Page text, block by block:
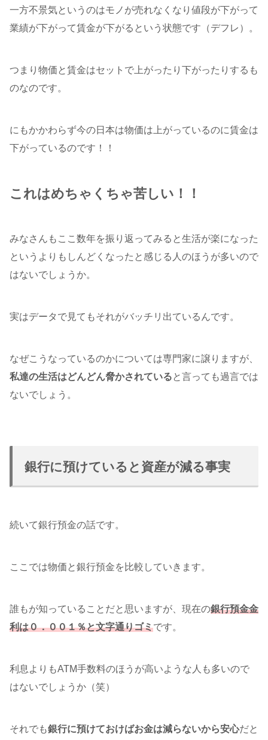
一方不景気というのはモノが売れなくなり値段が下がって
業績が下がって賃金が下がるという状態です（デフレ）。
つまり物価と賃金はセットで上がったり下がったりするも
のなのです。
にもかかわらず今の日本は物価は上がっているのに賃金は
下がっているのです！！
これはめちゃくちゃ苦しい！！
みなさんもここ数年を振り返ってみると生活が楽になった
というよりもしんどくなったと感じる人のほうが多いので
はないでしょうか。
実はデータで見てもそれがバッチリ出ているんです。
なぜこうなっているのかについては専門家に譲りますが、
私達の生活はどんどん脅かされている と言っても過言では
ないでしょう。
銀行に預けていると資産が減る事実
続いて銀行預金の話です。
ここでは物価と銀行預金を比較していきます。
誰もが知っていることだと思いますが、現在の銀行預金金
利は０．００１％と文字通りゴミです。
利息よりもATM手数料のほうが高いような人も多いので
はないでしょうか（笑）
それでも銀行に預けておけばお金は減らないから安心だと